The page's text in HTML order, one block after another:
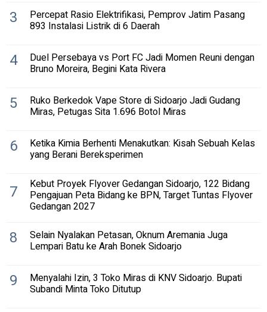
3 Percepat Rasio Elektrifikasi, Pemprov Jatim Pasang
893 Instalasi Listrik di 6 Daerah
4 Duel Persebaya vs Port FC Jadi Momen Reuni dengan
Bruno Moreira, Begini Kata Rivera
5 Ruko Berkedok Vape Store di Sidoarjo Jadi Gudang
Miras, Petugas Sita 1.696 Botol Miras
6 Ketika Kimia Berhenti Menakutkan: Kisah Sebuah Kelas
yang Berani Bereksperimen
7 Kebut Proyek Flyover Gedangan Sidoarjo, 122 Bidang
Pengajuan Peta Bidang ke BPN, Target Tuntas Flyover
Gedangan 2027
8 Selain Nyalakan Petasan, Oknum Aremania Juga
Lempari Batu ke Arah Bonek Sidoarjo
9 Menyalahi Izin, 3 Toko Miras di KNV Sidoarjo. Bupati
Subandi Minta Toko Ditutup